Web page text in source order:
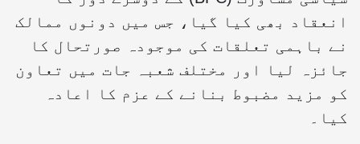
انعقاد بھی کیا گیا، جس میں دونوں ممالک
نے باہمی تعلقات کی موجودہ صورتحال کا
جائزہ لیا اور مختلف شعبہ جات میں تعاون
کو مزید مضبوط بنانے کے عزم کا اعادہ
کیا۔